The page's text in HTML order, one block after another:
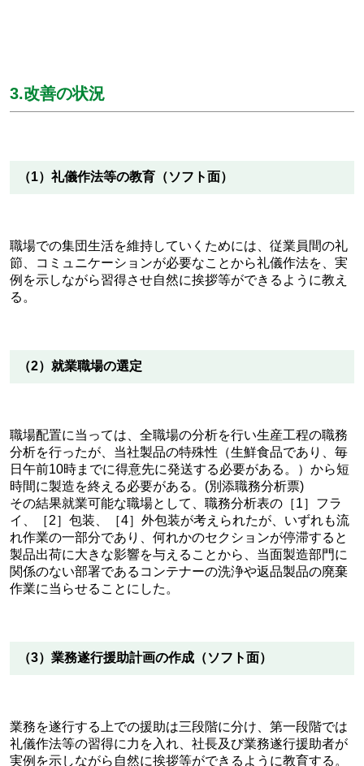
3.改善の状況
（1）礼儀作法等の教育（ソフト面）
職場での集団生活を維持していくためには、従業員間の礼
節、コミュニケーションが必要なことから礼儀作法を、実
例を示しながら習得させ自然に挨拶等ができるように教え
る。
（2）就業職場の選定
職場配置に当っては、全職場の分析を行い生産工程の職務
分析を行ったが、当社製品の特殊性（生鮮食品であり、毎
日午前10時までに得意先に発送する必要がある。）から短
時間に製造を終える必要がある。(別添職務分析票)
その結果就業可能な職場として、職務分析表の［1］フラ
イ、［2］包装、［4］外包装が考えられたが、いずれも流
れ作業の一部分であり、何れかのセクションが停滞すると
製品出荷に大きな影響を与えることから、当面製造部門に
関係のない部署であるコンテナーの洗浄や返品製品の廃棄
作業に当らせることにした。
（3）業務遂行援助計画の作成（ソフト面）
業務を遂行する上での援助は三段階に分け、第一段階では
礼儀作法等の習得に力を入れ、社長及び業務遂行援助者が
実例を示しながら自然に挨拶等ができるように教育する。